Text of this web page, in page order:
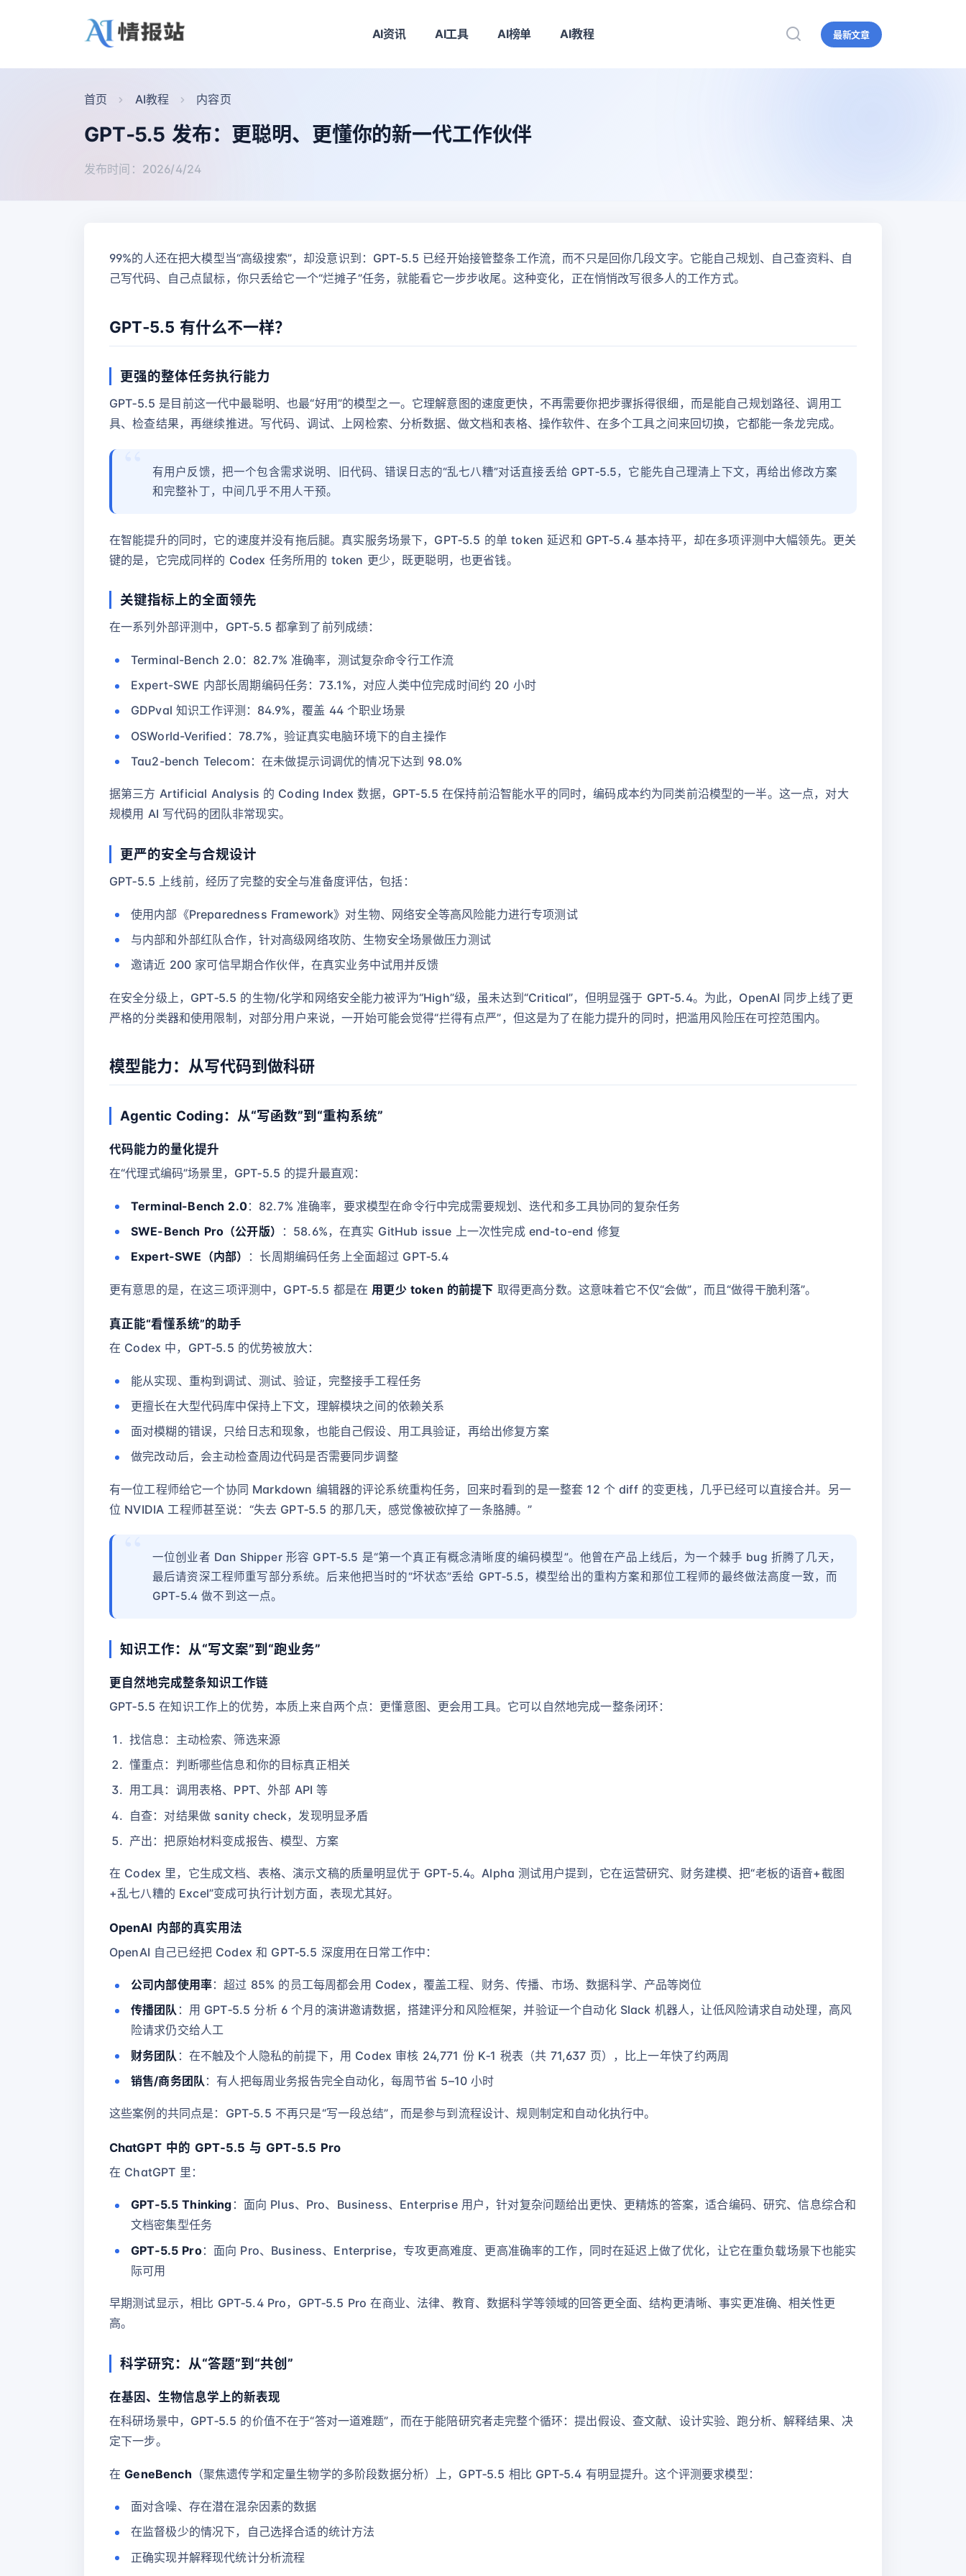
AI资讯 AI工具 AI榜单 AI教程 最新文章
首页 AI教程 内容页
GPT‑5.5 发布：更聪明、更懂你的新一代工作伙伴
发布时间：2026/4/24
99%的人还在把大模型当“高级搜索”，却没意识到：GPT‑5.5 已经开始接管整条工作流，而不只是回你几段文字。它能自己规划、自己查资料、自
己写代码、自己点鼠标，你只丢给它一个“烂摊子”任务，就能看它一步步收尾。这种变化，正在悄悄改写很多人的工作方式。
GPT‑5.5 有什么不一样？
更强的整体任务执行能力
GPT‑5.5 是目前这一代中最聪明、也最“好用”的模型之一。它理解意图的速度更快，不再需要你把步骤拆得很细，而是能自己规划路径、调用工
具、检查结果，再继续推进。写代码、调试、上网检索、分析数据、做文档和表格、操作软件、在多个工具之间来回切换，它都能一条龙完成。
有用户反馈，把一个包含需求说明、旧代码、错误日志的“乱七八糟”对话直接丢给 GPT‑5.5，它能先自己理清上下文，再给出修改方案
和完整补丁，中间几乎不用人干预。
在智能提升的同时，它的速度并没有拖后腿。真实服务场景下，GPT‑5.5 的单 token 延迟和 GPT‑5.4 基本持平，却在多项评测中大幅领先。更关
键的是，它完成同样的 Codex 任务所用的 token 更少，既更聪明，也更省钱。
关键指标上的全面领先
在一系列外部评测中，GPT‑5.5 都拿到了前列成绩：
Terminal-Bench 2.0：82.7% 准确率，测试复杂命令行工作流
Expert-SWE 内部长周期编码任务：73.1%，对应人类中位完成时间约 20 小时
GDPval 知识工作评测：84.9%，覆盖 44 个职业场景
OSWorld-Verified：78.7%，验证真实电脑环境下的自主操作
Tau2-bench Telecom：在未做提示词调优的情况下达到 98.0%
据第三方 Artificial Analysis 的 Coding Index 数据，GPT‑5.5 在保持前沿智能水平的同时，编码成本约为同类前沿模型的一半。这一点，对大
规模用 AI 写代码的团队非常现实。
更严的安全与合规设计
GPT‑5.5 上线前，经历了完整的安全与准备度评估，包括：
使用内部《Preparedness Framework》对生物、网络安全等高风险能力进行专项测试
与内部和外部红队合作，针对高级网络攻防、生物安全场景做压力测试
邀请近 200 家可信早期合作伙伴，在真实业务中试用并反馈
在安全分级上，GPT‑5.5 的生物/化学和网络安全能力被评为“High”级，虽未达到“Critical”，但明显强于 GPT‑5.4。为此，OpenAI 同步上线了更
严格的分类器和使用限制，对部分用户来说，一开始可能会觉得“拦得有点严”，但这是为了在能力提升的同时，把滥用风险压在可控范围内。
模型能力：从写代码到做科研
Agentic Coding：从“写函数”到“重构系统”
代码能力的量化提升
在“代理式编码”场景里，GPT‑5.5 的提升最直观：
Terminal-Bench 2.0：82.7% 准确率，要求模型在命令行中完成需要规划、迭代和多工具协同的复杂任务
SWE-Bench Pro（公开版）
：58.6%，在真实 GitHub issue 上一次性完成 end-to-end 修复
Expert-SWE（内部）
：长周期编码任务上全面超过 GPT‑5.4
更有意思的是，在这三项评测中，GPT‑5.5 都是在 用更少 token 的前提下 取得更高分数。这意味着它不仅“会做”，而且“做得干脆利落”。
真正能“看懂系统”的助手
在 Codex 中，GPT‑5.5 的优势被放大：
能从实现、重构到调试、测试、验证，完整接手工程任务
更擅长在大型代码库中保持上下文，理解模块之间的依赖关系
面对模糊的错误，只给日志和现象，也能自己假设、用工具验证，再给出修复方案
做完改动后，会主动检查周边代码是否需要同步调整
有一位工程师给它一个协同 Markdown 编辑器的评论系统重构任务，回来时看到的是一整套 12 个 diff 的变更栈，几乎已经可以直接合并。另一
位 NVIDIA 工程师甚至说：“失去 GPT‑5.5 的那几天，感觉像被砍掉了一条胳膊。”
一位创业者 Dan Shipper 形容 GPT‑5.5 是“第一个真正有概念清晰度的编码模型”。他曾在产品上线后，为一个棘手 bug 折腾了几天，
最后请资深工程师重写部分系统。后来他把当时的“坏状态”丢给 GPT‑5.5，模型给出的重构方案和那位工程师的最终做法高度一致，而
GPT‑5.4 做不到这一点。
知识工作：从“写文案”到“跑业务”
更自然地完成整条知识工作链
GPT‑5.5 在知识工作上的优势，本质上来自两个点：更懂意图、更会用工具。它可以自然地完成一整条闭环：
找信息：主动检索、筛选来源
懂重点：判断哪些信息和你的目标真正相关
用工具：调用表格、PPT、外部 API 等
自查：对结果做 sanity check，发现明显矛盾
产出：把原始材料变成报告、模型、方案
在 Codex 里，它生成文档、表格、演示文稿的质量明显优于 GPT‑5.4。Alpha 测试用户提到，它在运营研究、财务建模、把“老板的语音+截图
+乱七八糟的 Excel”变成可执行计划方面，表现尤其好。
OpenAI 内部的真实用法
OpenAI 自己已经把 Codex 和 GPT‑5.5 深度用在日常工作中：
公司内部使用率：超过 85% 的员工每周都会用 Codex，覆盖工程、财务、传播、市场、数据科学、产品等岗位
传播团队 ：用 GPT‑5.5 分析 6 个月的演讲邀请数据，搭建评分和风险框架，并验证一个自动化 Slack 机器人，让低风险请求自动处理，高风
险请求仍交给人工
财务团队 ：在不触及个人隐私的前提下，用 Codex 审核 24,771 份 K‑1 税表（共 71,637 页），比上一年快了约两周
销售/商务团队 ：有人把每周业务报告完全自动化，每周节省 5–10 小时
这些案例的共同点是：GPT‑5.5 不再只是“写一段总结”，而是参与到流程设计、规则制定和自动化执行中。
ChatGPT 中的 GPT‑5.5 与 GPT‑5.5 Pro
在 ChatGPT 里：
GPT‑5.5 Thinking ：面向 Plus、Pro、Business、Enterprise 用户，针对复杂问题给出更快、更精炼的答案，适合编码、研究、信息综合和
文档密集型任务
GPT‑5.5 Pro：面向 Pro、Business、Enterprise，专攻更高难度、更高准确率的工作，同时在延迟上做了优化，让它在重负载场景下也能实
际可用
早期测试显示，相比 GPT‑5.4 Pro，GPT‑5.5 Pro 在商业、法律、教育、数据科学等领域的回答更全面、结构更清晰、事实更准确、相关性更
高。
科学研究：从“答题”到“共创”
在基因、生物信息学上的新表现
在科研场景中，GPT‑5.5 的价值不在于“答对一道难题”，而在于能陪研究者走完整个循环：提出假设、查文献、设计实验、跑分析、解释结果、决
定下一步。
在GeneBench （聚焦遗传学和定量生物学的多阶段数据分析）上，GPT‑5.5 相比 GPT‑5.4 有明显提升。这个评测要求模型：
面对含噪、存在潜在混杂因素的数据
在监督极少的情况下，自己选择合适的统计方法
正确实现并解释现代统计分析流程